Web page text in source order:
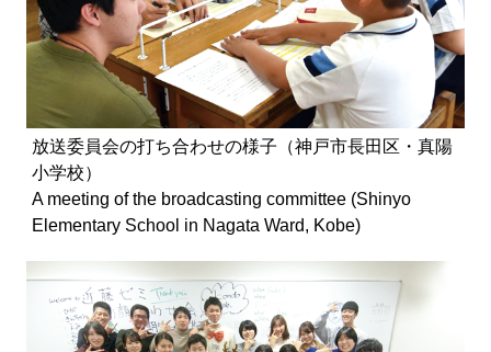
放送委員会の打ち合わせの様子（神戸市長田区・真陽
小学校）
A meeting of the broadcasting committee (Shinyo
Elementary School in Nagata Ward, Kobe)